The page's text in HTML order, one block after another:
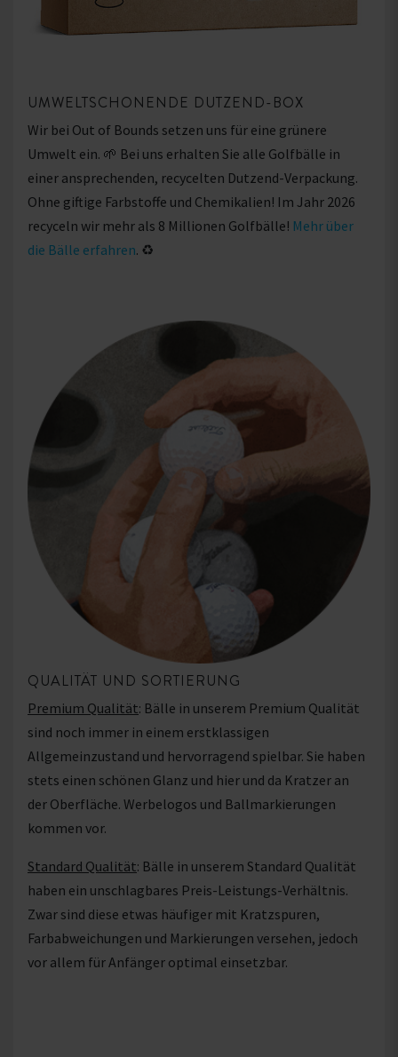
UMWELTSCHONENDE DUTZEND-BOX
Wir bei Out of Bounds setzen uns für eine grünere
Umwelt ein. 🌱 Bei uns erhalten Sie alle Golfbälle in
einer ansprechenden, recycelten Dutzend-Verpackung.
Ohne giftige Farbstoffe und Chemikalien! Im Jahr 2026
recyceln wir mehr als 8 Millionen Golfbälle! Mehr über
die Bälle erfahren. ♻
QUALITÄT UND SORTIERUNG
Premium Qualität: Bälle in unserem Premium Qualität
sind noch immer in einem erstklassigen
Allgemeinzustand und hervorragend spielbar. Sie haben
stets einen schönen Glanz und hier und da Kratzer an
der Oberfläche. Werbelogos und Ballmarkierungen
kommen vor.
Standard Qualität: Bälle in unserem Standard Qualität
haben ein unschlagbares Preis-Leistungs-Verhältnis.
Zwar sind diese etwas häufiger mit Kratzspuren,
Farbabweichungen und Markierungen versehen, jedoch
vor allem für Anfänger optimal einsetzbar.